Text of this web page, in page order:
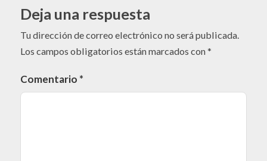
Deja una respuesta
Tu dirección de correo electrónico no será publicada.
Los campos obligatorios están marcados con*
Comentario *